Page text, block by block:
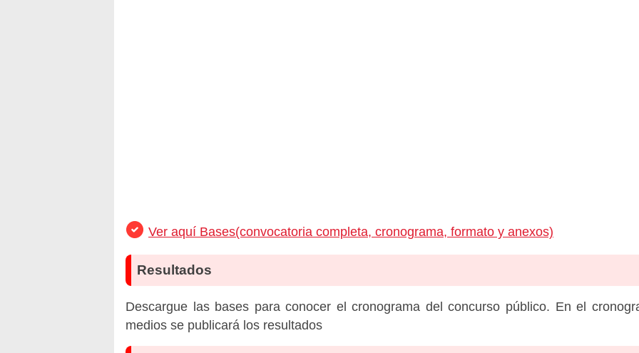
Ver aquí Bases(convocatoria completa, cronograma, formato y anexos)
Resultados
Descargue las bases para conocer el cronograma del concurso público. En el
medios se publicará los resultados